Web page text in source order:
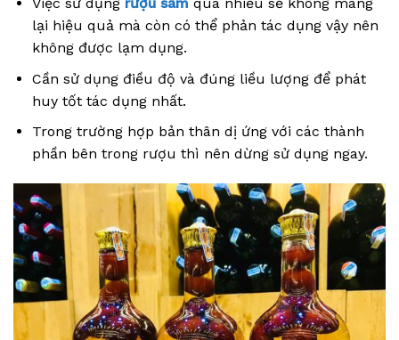
lại hiệu quả mà còn có thể phản tác dụng vậy nên
không được lạm dụng.
Cần sử dụng điều độ và đúng liều lượng để phát
huy tốt tác dụng nhất.
Trong trường hợp bản thân dị ứng với các thành
phần bên trong rượu thì nên dừng sử dụng ngay.